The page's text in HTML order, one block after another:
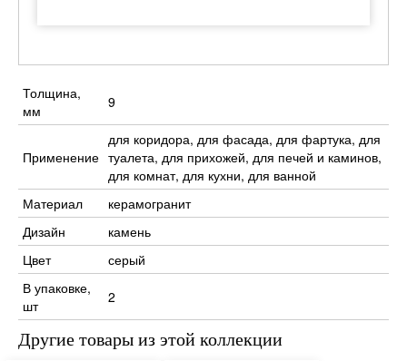
Толщина,
мм
9
Применение
для коридора, для фасада, для фартука, для
туалета, для прихожей, для печей и каминов,
для комнат, для кухни, для ванной
Материал
керамогранит
Дизайн
камень
Цвет
серый
В упаковке,
шт
2
Другие товары из этой коллекции